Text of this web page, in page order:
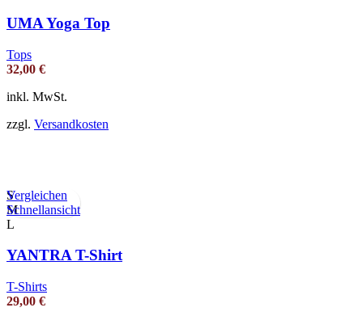
UMA Yoga Top
Tops
32,00 €
inkl. MwSt.
zzgl. Versandkosten
Vergleichen
Schnellansicht
S
M
L
YANTRA T-Shirt
T-Shirts
29,00 €